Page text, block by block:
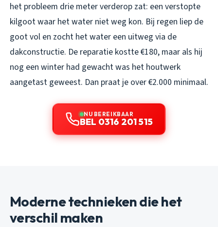
het probleem drie meter verderop zat: een verstopte
kilgoot waar het water niet weg kon. Bij regen liep de
goot vol en zocht het water een uitweg via de
dakconstructie. De reparatie kostte €180, maar als hij
nog een winter had gewacht was het houtwerk
aangetast geweest. Dan praat je over €2.000 minimaal.
NU BEREIKBAAR
BEL 0316 201 515
Moderne technieken die het
verschil maken